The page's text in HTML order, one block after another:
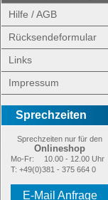
Hilfe / AGB
Rücksendeformular
Links
Impressum
Sprechzeiten
Sprechzeiten nur für den
Onlineshop
Mo-Fr:
10.00 - 12.00 Uhr
T: +49(0)381 - 375 664 0
E-Mail Anfrage